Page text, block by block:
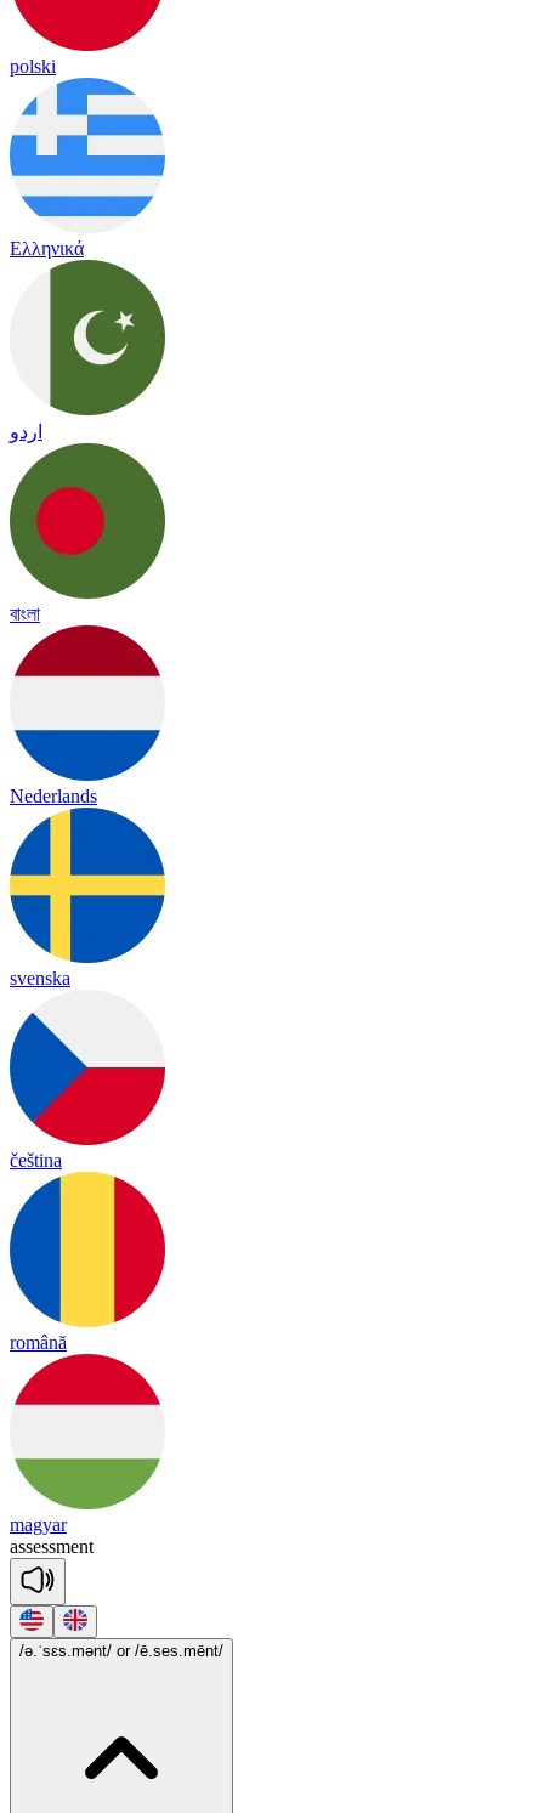
polski
Ελληνικά
اردو
বাংলা
Nederlands
svenska
čeština
română
magyar
assessment
/ə.ˈsɛs.mənt/ or /ē.ses.mēnt/